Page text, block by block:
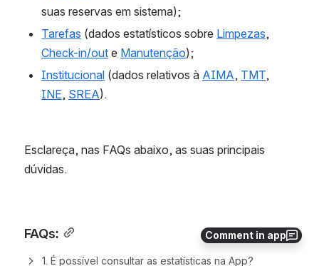
Comment in app
suas reservas em sistema);
Tarefas (dados estatísticos sobre Limpezas
Check-in/out e Manutenção);
Institucional (dados relativos à AIMA, TMT
INE, SREA).
Esclareça, nas FAQs abaixo, as suas principais
dúvidas.
FAQs:
1. É possível consultar as estatísticas na App?